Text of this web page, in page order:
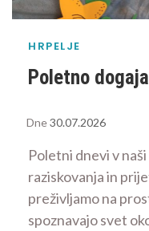
HRPELJE
Poletno
Dne30.07.2026
Poletni dnevi v
raziskovanja in
preživljamo na
spoznavajo svet